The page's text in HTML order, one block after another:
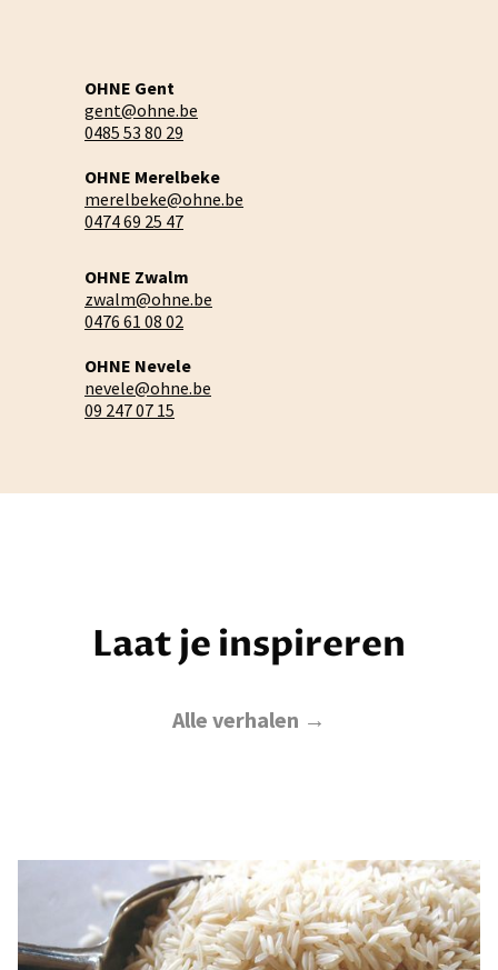
OHNE Gent
gent@ohne.be
0485 53 80 29
OHNE Merelbeke
merelbeke@ohne.be
0474 69 25 47
OHNE Zwalm
zwalm@ohne.be
0476 61 08 02
OHNE Nevele
nevele@ohne.be
09 247 07 15
Laat je inspireren
Alle verhalen →